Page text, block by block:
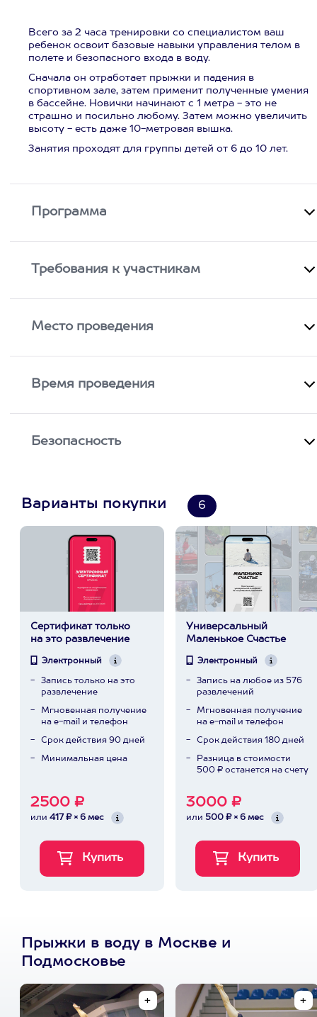
Всего за 2 часа тренировки со специалистом ваш
ребенок освоит базовые навыки управления телом в
полете и безопасного входа в воду.
Сначала он отработает прыжки и падения в
спортивном зале, затем применит полученные умения
в бассейне. Новички начинают с 1 метра - это не
страшно и посильно любому. Затем можно увеличить
высоту - есть даже 10-метровая вышка.
Занятия проходят для группы детей от 6 до 10 лет.
Программа
Требования к участникам
Место проведения
Время проведения
Безопасность
Варианты покупки 6
Сертификат только
на это развлечение
Электронный
Запись только на это
развлечение
Мгновенная получение
на e-mail и телефон
Срок действия 90 дней
Минимальная цена
2500 ₽
или 417 ₽ × 6 мес
Универсальный
Маленькое Счастье
Электронный
Запись на любое из 576
развлечений
Мгновенная получение
на e-mail и телефон
Срок действия 180 дней
Разница в стоимости
500 ₽ останется на счету
3000 ₽
или 500 ₽ × 6 мес
Прыжки в воду в Москве и
Подмосковье